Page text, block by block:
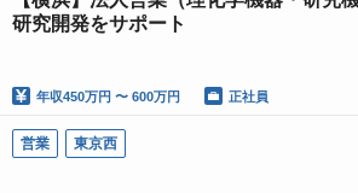
研究開発をサポート
年収450万円 〜 600万円 正社員
営業 東京西